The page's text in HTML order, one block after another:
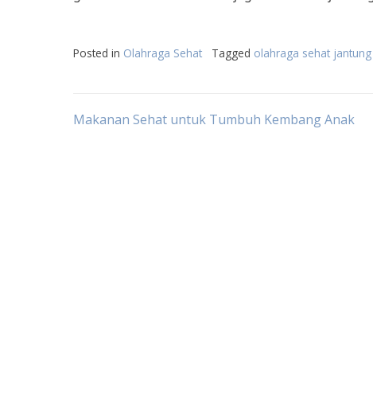
Posted in Olahraga Sehat Tagged olahraga sehat jantung
Post
Makanan Sehat untuk Tumbuh Kembang Anak